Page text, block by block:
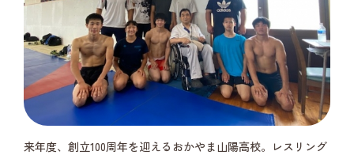
来年度、創立100周年を迎えるおかやま山陽高校。レスリング